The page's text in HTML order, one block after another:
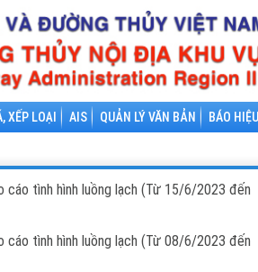
XẾP LOẠI AIS QUẢN LÝ VĂN BẢN BÁO HIỆU
cáo tình hình luồng lạch (Từ 15/6/2023 đến
cáo tình hình luồng lạch (Từ 08/6/2023 đến